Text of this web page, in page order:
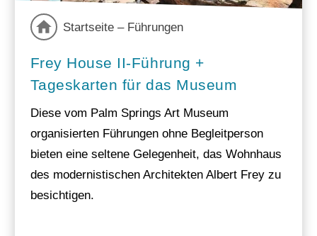
Startseite – Führungen
Frey House II-Führung +
Tageskarten für das Museum
Diese vom Palm Springs Art Museum
organisierten Führungen ohne Begleitperson
bieten eine seltene Gelegenheit, das Wohnhaus
des modernistischen Architekten Albert Frey zu
besichtigen.